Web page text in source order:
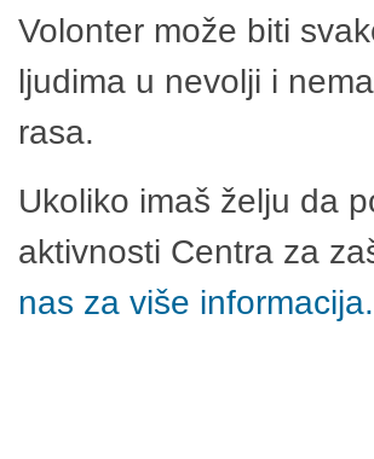
Volonter može biti
ljudima u nevolji i
rasa.
Ukoliko imaš želju da
aktivnosti Centra za
nas za više informacija.